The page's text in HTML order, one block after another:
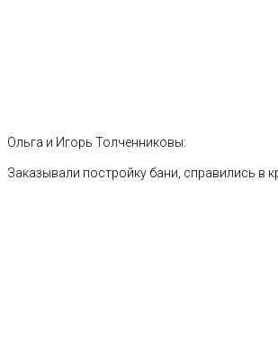
Ольга и Игорь Толченниковы:
Заказывали постройку бани, справились в